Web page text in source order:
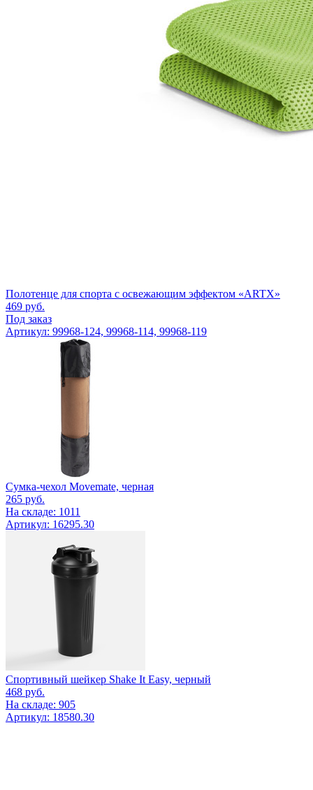
Полотенце для спорта с освежающим эффектом «ARTX»
469 руб.
Под заказ
Артикул: 99968-124, 99968-114, 99968-119
Сумка-чехол Movemate, черная
265 руб.
На складе: 1011
Артикул: 16295.30
Спортивный шейкер Shake It Easy, черный
468 руб.
На складе: 905
Артикул: 18580.30